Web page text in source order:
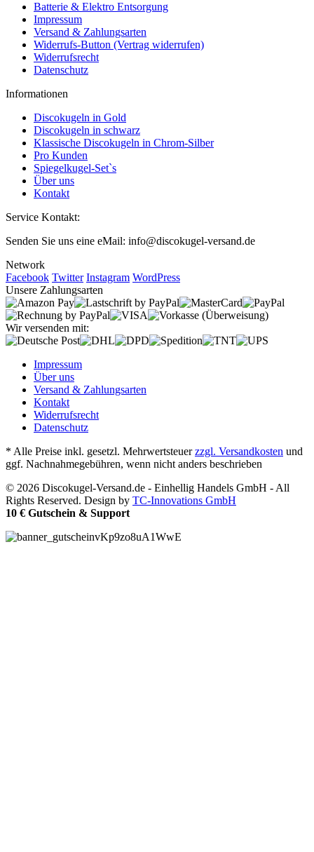
Batterie & Elektro Entsorgung
Impressum
Versand & Zahlungsarten
Widerrufs-Button (Vertrag widerrufen)
Widerrufsrecht
Datenschutz
Informationen
Discokugeln in Gold
Discokugeln in schwarz
Klassische Discokugeln in Chrom-Silber
Pro Kunden
Spiegelkugel-Set`s
Über uns
Kontakt
Service Kontakt:
Senden Sie uns eine eMail: info@discokugel-versand.de
Network
Facebook Twitter Instagram WordPress
Unsere Zahlungsarten
Wir versenden mit:
Impressum
Über uns
Versand & Zahlungsarten
Kontakt
Widerrufsrecht
Datenschutz
* Alle Preise inkl. gesetzl. Mehrwertsteuerzzgl. Versandkosten und
ggf. Nachnahmegebühren, wenn nicht anders beschrieben
© 2026 Discokugel-Versand.de - Einhellig Handels GmbH - All
Rights Reserved. Design by TC-Innovations GmbH
10 € Gutschein & Support